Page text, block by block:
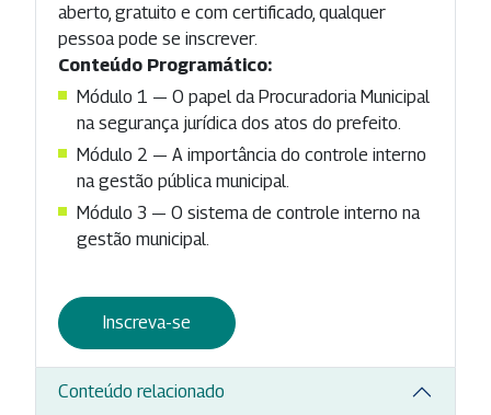
aberto, gratuito e com certificado, qualquer
pessoa pode se inscrever.
Conteúdo Programático:
Módulo 1 — O papel da Procuradoria Municipal
na segurança jurídica dos atos do prefeito.
Módulo 2 — A importância do controle interno
na gestão pública municipal.
Módulo 3 — O sistema de controle interno na
gestão municipal.
Inscreva-se
Conteúdo relacionado